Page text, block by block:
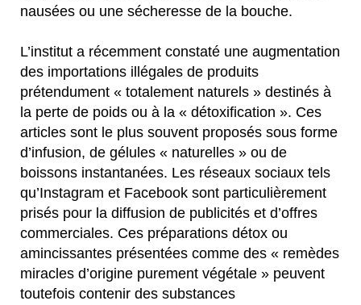
nausées ou une sécheresse de la bouche.
L’institut a récemment constaté une augmentation
des importations illégales de produits
prétendument « totalement naturels » destinés à
la perte de poids ou à la « détoxification ». Ces
articles sont le plus souvent proposés sous forme
d’infusion, de gélules « naturelles » ou de
boissons instantanées. Les réseaux sociaux tels
qu’Instagram et Facebook sont particulièrement
prisés pour la diffusion de publicités et d’offres
commerciales. Ces préparations détox ou
amincissantes présentées comme des « remèdes
miracles d’origine purement végétale » peuvent
toutefois contenir des substances